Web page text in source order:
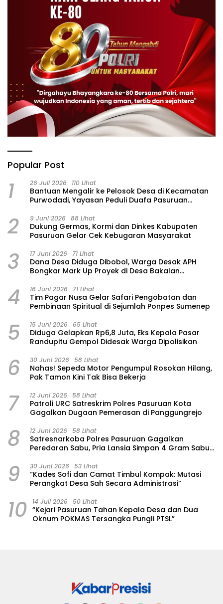
Popular Post
1 26 Juli 2026 110 Lihat
‎Bantuan Mengalir ke Pelosok Desa di Kecamatan
Purwodadi, Yayasan Peduli Duafa Pasuruan
2 9 Juni 2026 88 Lihat
Dukung Germas, Kormi dan Dinkes Kabupaten
Pasuruan Gelar Cek Kebugaran Masyarakat
3 17 Juni 2026 71 Lihat
Dana Desa Diduga Dibobol, Warga Desak APH
Bongkar Mark Up Proyek di Desa Bakalan
4 16 Juni 2026 71 Lihat
Tim Pagar Nusa Gelar Safari Pengobatan dan
Pembinaan Spiritual di Sejumlah Ponpes Sumenep
5 15 Juni 2026 65 Lihat
‎Diduga Gelapkan Rp6,8 Juta, Eks Kepala Pasar
Randupitu Gempol Didesak Warga Dipolisikan
6 30 Juni 2026 58 Lihat
‎Nahas! Sepeda Motor Pengumpul Rosokan Hilang,
Pak Tamon Kini Tak Bisa Bekerja
7 12 Juni 2026 58 Lihat
Patroli URC Satreskrim Polres Pasuruan Kota
Gagalkan Dugaan Pemerasan di Panggungrejo
8 12 Juni 2026 58 Lihat
Satresnarkoba Polres Pasuruan Gagalkan
Peredaran Sabu, Pria Lansia Simpan 4 Gram Sabu
9 30 Juni 2026 53 Lihat
“Kades Sofi dan Camat Timbul Kompak: Mutasi
Perangkat Desa Sah Secara Administrasi”
10 14 Juli 2026 50 Lihat
“Kejari Pasuruan Tahan Kepala Desa dan Dua
Oknum POKMAS Tersangka Pungli PTSL”